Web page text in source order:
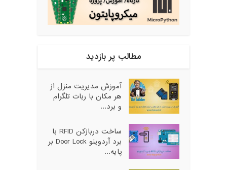
مطالب پر بازدید
آموزش مدیریت منزل از
هر مکان با ربات تلگرام
و برد...
ساخت دربازکن RFID با
برد آردوینو Door Lock بر
پایه...